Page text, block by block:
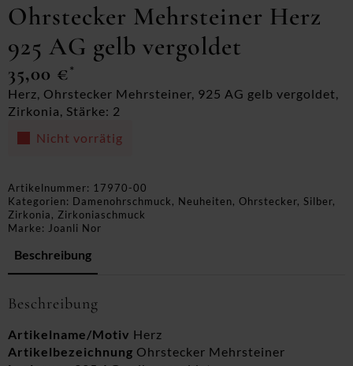
Ohrstecker Mehrsteiner Herz
925 AG gelb vergoldet
35,00 €*
Herz, Ohrstecker Mehrsteiner, 925 AG gelb vergoldet,
Zirkonia, Stärke: 2
Nicht vorrätig
Artikelnummer: 17970-00
Kategorien: Damenohrschmuck, Neuheiten, Ohrstecker, Silber,
Zirkonia, Zirkoniaschmuck
Marke: Joanli Nor
Beschreibung
Beschreibung
Artikelname/Motiv Herz
Artikelbezeichnung Ohrstecker Mehrsteiner